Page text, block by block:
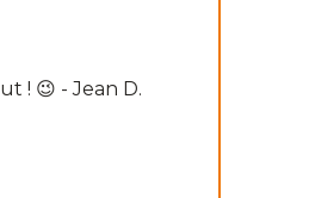
! 😉 - Jean D.